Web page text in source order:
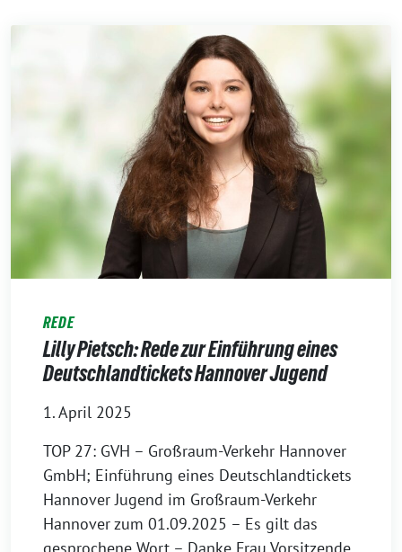
REDE
Lilly Pietsch: Rede zur Einführung eines
Deutschlandtickets Hannover Jugend
1. April 2025
TOP 27: GVH – Großraum-Verkehr Hannover
GmbH; Einführung eines Deutschlandtickets
Hannover Jugend im Großraum-Verkehr
Hannover zum 01.09.2025 – Es gilt das